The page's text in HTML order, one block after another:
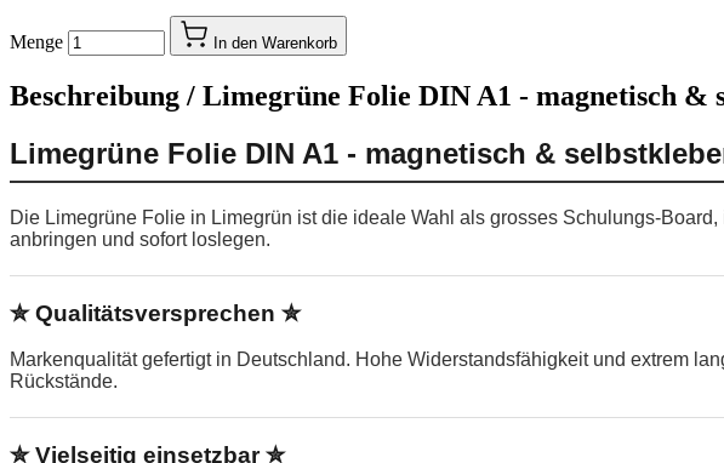
Menge In den Warenkorb
Beschreibung / Limegrüne Folie DIN A1 - magnetisch &
Limegrüne Folie DIN A1 - magnetisch &
Die Limegrüne Folie in Limegrün ist die ideale Wahl als grosses Schulungs-
anbringen und sofort loslegen.
✮ Qualitätsversprechen ✮
Markenqualität gefertigt in Deutschland. Hohe Widerstandsfähigkeit und extrem
Rückstände.
✮ Vielseitig einsetzbar ✮